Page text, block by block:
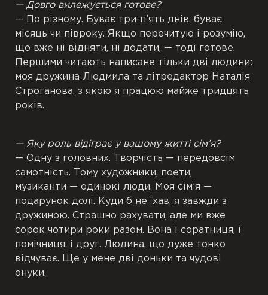
— Довго вилежується готове?
— По різному. Буває три-п’ять днів, буває
місяць чи півроку. Якщо перечитую і розумію,
що вже ні відняти, ні додати, — тоді готове.
Першими читають написане тільки дві людини:
моя дружина Людмила та літредактор Наталія
Строганова, з якою я працюю майже тридцять
років.
— Яку роль відіграє у вашому житті сім’я?
— Одну з головних. Творчість — передовсім
самотність. Тому художники, поети,
музиканти — одинокі люди. Моя сім’я —
подарунок долі. Куди б не їхав, я завжди з
дружиною. Страшно рахувати, але ми вже
сорок чотири роки разом. Вона і соратниця, і
помічниця, і друг. Людина, що дуже тонко
відчуває. Ще у мене дві доньки та чудові
онуки.